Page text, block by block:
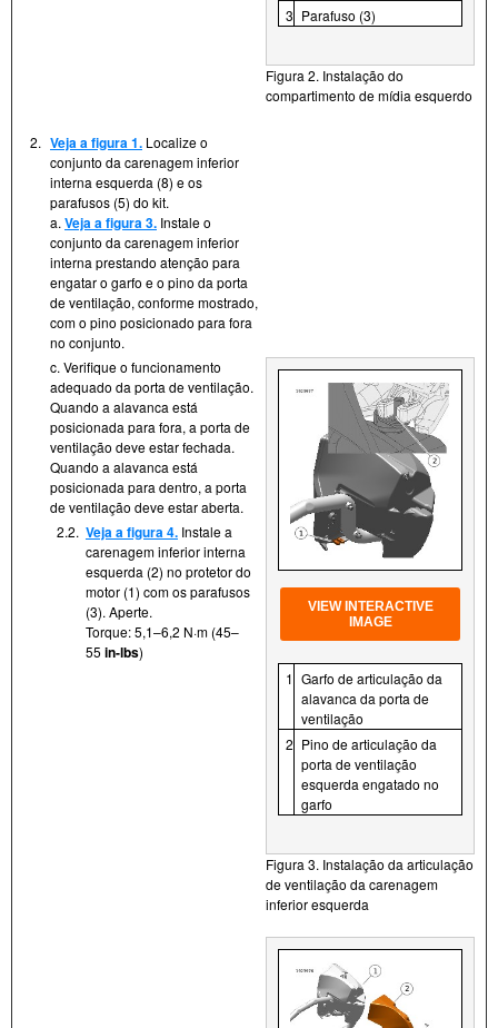
3 Parafuso (3)
Figura 2. Instalação do
compartimento de mídia esquerdo
2. Veja a figura 1. Localize o
conjunto da carenagem inferior
interna esquerda (8) e os
parafusos (5) do kit.
a. Veja a figura 3. Instale o
conjunto da carenagem inferior
interna prestando atenção para
engatar o garfo e o pino da porta
de ventilação, conforme mostrado,
com o pino posicionado para fora
no conjunto.
c. Verifique o funcionamento
adequado da porta de ventilação.
Quando a alavanca está
posicionada para fora, a porta de
ventilação deve estar fechada.
Quando a alavanca está
posicionada para dentro, a porta
de ventilação deve estar aberta.
2.2. Veja a figura 4. Instale a
carenagem inferior interna
esquerda (2) no protetor do
motor (1) com os parafusos
(3). Aperte.
Torque: 5,1–6,2 N·m (45–
55 in-lbs)
VIEW INTERACTIVE
IMAGE
1 Garfo de articulação da
alavanca da porta de
ventilação
2 Pino de articulação da
porta de ventilação
esquerda engatado no
garfo
Figura 3. Instalação da articulação
de ventilação da carenagem
inferior esquerda